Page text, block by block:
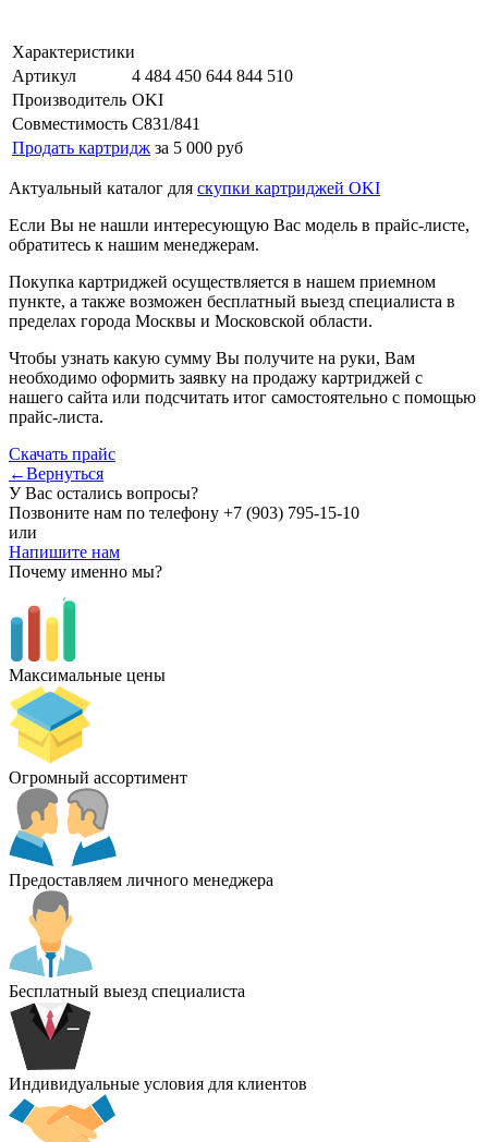
Характеристики
Артикул
4 484 450 644 844 510
Производитель OKI
Совместимость C831/841
Продать картридж за 5 000 руб
Актуальный каталог для скупки картриджей OKI
Если Вы не нашли интересующую Вас модель в прайс-листе,
обратитесь к нашим менеджерам.
Покупка картриджей осуществляется в нашем приемном
пункте, а также возможен бесплатный выезд специалиста в
пределах города Москвы и Московской области.
Чтобы узнать какую сумму Вы получите на руки, Вам
необходимо оформить заявку на продажу картриджей с
нашего сайта или подсчитать итог самостоятельно с помощью
прайс-листа.
Скачать прайс
←Вернуться
У Вас остались вопросы?
Позвоните нам по телефону +7 (903) 795-15-10
или
Напишите нам
Почему именно мы?
Максимальные цены
Огромный ассортимент
Предоставляем личного менеджера
Бесплатный выезд специалиста
Индивидуальные условия для клиентов